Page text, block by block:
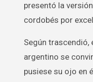
presentó la
cordobés por
Según
argentino se
pusiese su ojo en